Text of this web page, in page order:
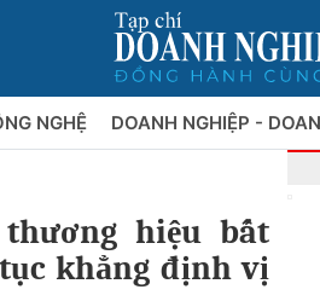
NGHỆ DOANH NGHIỆP -
hiệu bất
khẳng định vị